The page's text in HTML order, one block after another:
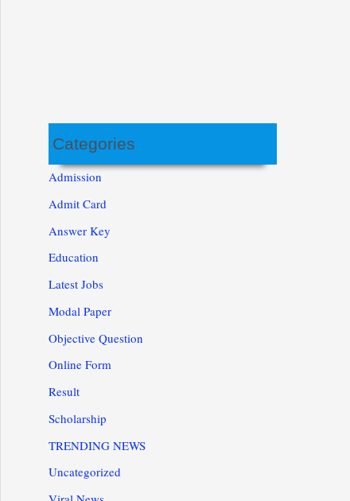
Categories
Admission
Admit Card
Answer Key
Education
Latest Jobs
Modal Paper
Objective Question
Online Form
Result
Scholarship
TRENDING NEWS
Uncategorized